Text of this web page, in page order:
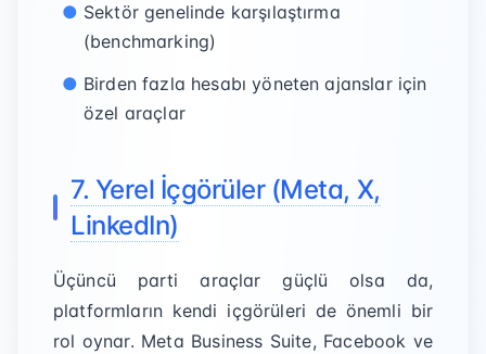
Sektör genelinde karşılaştırma
(benchmarking)
Birden fazla hesabı yöneten ajanslar için
özel araçlar
7. Yerel İçgörüler (Meta, X,
LinkedIn)
Üçüncü parti araçlar güçlü olsa da,
platformların kendi içgörüleri de önemli bir
rol oynar. Meta Business Suite, Facebook ve